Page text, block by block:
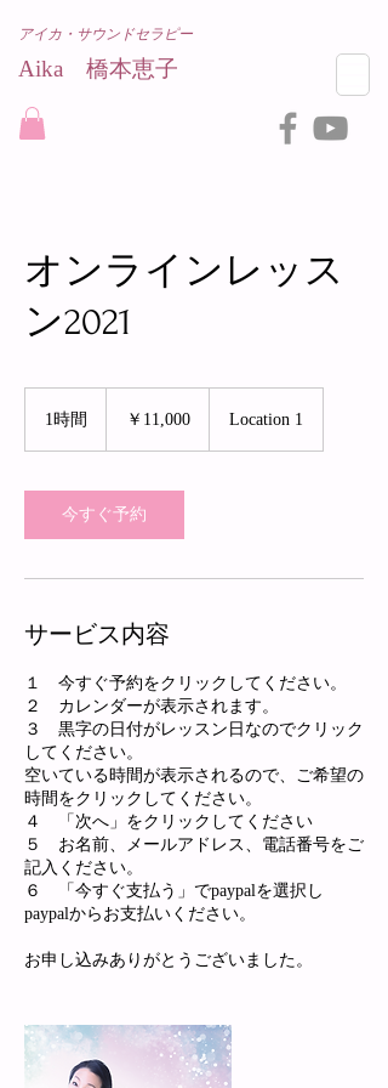
Aika 橋本恵子​
アイカ・サウンドセラピー
オンラインレッス
ン2021
1時間 ￥11,000 Location 1
今すぐ予約
サービス内容
１ 今すぐ予約をクリックしてください。
２ カレンダーが表示されます。
３ 黒字の日付がレッスン日なのでクリック
してください。
空いている時間が表示されるので、ご希望の
時間をクリックしてください。
４ 「次へ」をクリックしてください
５ お名前、メールアドレス、電話番号をご
記入ください。
６ 「今すぐ支払う」でpaypalを選択し
paypalからお支払いください。
お申し込みありがとうございました。